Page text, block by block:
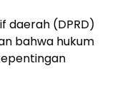
daerah (DPRD)
bahwa hukum